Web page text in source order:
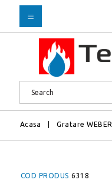
Acasa Gratare WEBER
COD PRODUS 6318